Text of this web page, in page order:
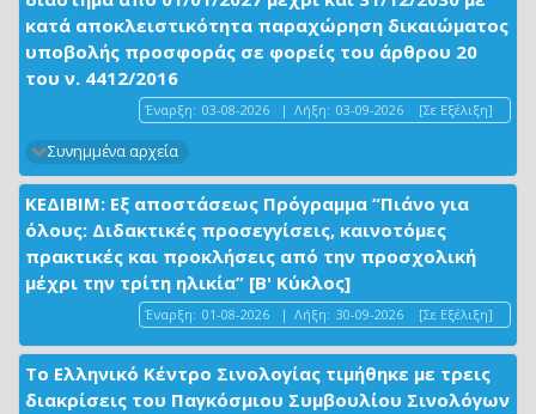
κατά αποκλειστικότητα παραχώρηση δικαιώματος
υποβολής προσφοράς σε φορείς του άρθρου 20
του ν. 4412/2016
Έναρξη: 03-08-2026 | Λήξη: 03-09-2026 [Σε Εξέλιξη]
Συνημμένα αρχεία
ΚΕΔΙΒΙΜ: Εξ αποστάσεως Πρόγραμμα “Πιάνο για
όλους: Διδακτικές προσεγγίσεις, καινοτόμες
πρακτικές και προκλήσεις από την προσχολική
μέχρι την τρίτη ηλικία” [Β' Κύκλος]
Έναρξη: 01-08-2026 | Λήξη: 30-09-2026 [Σε Εξέλιξη]
Το Ελληνικό Κέντρο Σινολογίας τιμήθηκε με τρεις
διακρίσεις του Παγκόσμιου Συμβουλίου Σινολόγων